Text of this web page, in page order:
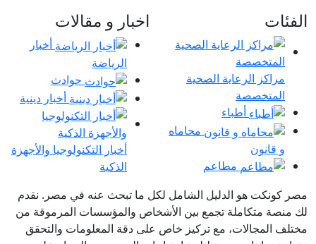
الفئات
مراكز الرعاية الصحية
المتخصصة
أطباء
محاماه
و قانون
مطاعم
اخبار و مقالات
أخبار
الرياضة
حوادث
أخبار دينية
أخبار التكنولوجيا والأجهزة
الذكية
مصر كونكت هو الدليل الشامل لكل ما تبحث عنه في مصر. نقدم
لك منصة متكاملة تجمع بين الأشخاص والمؤسسات المرموقة من
مختلف المجالات، مع تركيز خاص على دقة المعلومات والتحقق